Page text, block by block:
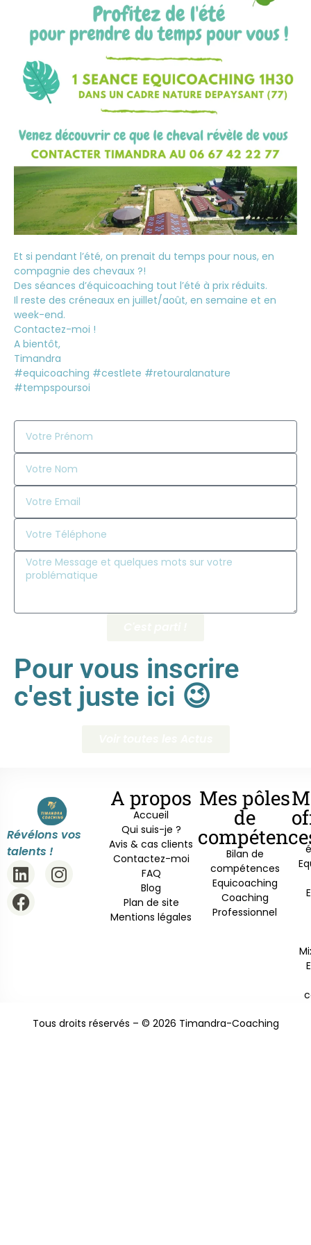
Et si pendant l’été, on prenait du temps pour nous, en
compagnie des chevaux ?!
Des séances d’équicoaching tout l’été à prix réduits.
Il reste des créneaux en juillet/août, en semaine et en
week-end.
Contactez-moi !
A bientôt,
Timandra
#equicoaching #cestlete #retouralanature
#tempspoursoi
Pour vous inscrire
c'est juste ici 😉
Révélons vos
talents !
A propos
Accueil
Qui suis-je ?
Avis & cas clients
Contactez-moi
FAQ
Blog
Plan de site
Mentions légales
Mes pôles
de
Bilan de
compétences
Equicoaching
Coaching
Professionnel
Tous droits réservés – © 2026 Timandra-Coaching